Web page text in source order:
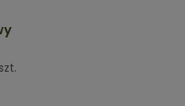
kosztów płatności
szt.